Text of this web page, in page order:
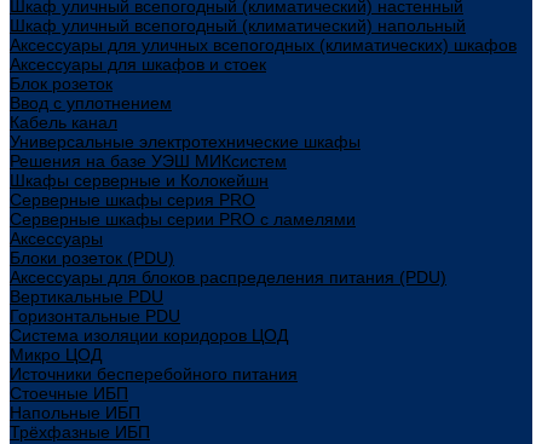
Шкаф уличный всепогодный (климатический) настенный
Шкаф уличный всепогодный (климатический) напольный
Аксессуары для уличных всепогодных (климатических) шкафов
Аксессуары для шкафов и стоек
Блок розеток
Ввод с уплотнением
Кабель канал
Универсальные электротехнические шкафы
Решения на базе УЭШ МИКсистем
Шкафы серверные и Колокейшн
Серверные шкафы серия PRO
Серверные шкафы серии PRO с ламелями
Аксессуары
Блоки розеток (PDU)
Аксессуары для блоков распределения питания (PDU)
Вертикальные PDU
Горизонтальные PDU
Система изоляции коридоров ЦОД
Микро ЦОД
Источники бесперебойного питания
Стоечные ИБП
Напольные ИБП
Трёхфазные ИБП